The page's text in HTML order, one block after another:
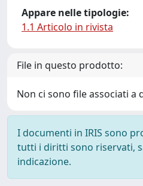
Appare nelle tipologie:
1.1 Articolo in rivista
File in questo prodotto:
Non ci sono file associati a
I documenti in IRIS sono
tutti i diritti sono riservati,
indicazione.